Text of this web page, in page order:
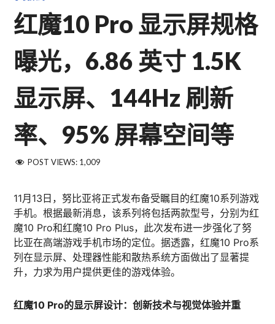
红魔10 Pro 显示屏规格
曝光，6.86 英寸 1.5K
显示屏、144Hz 刷新
率、95% 屏幕空间等
POST VIEWS: 1,009
11月13日，努比亚将正式发布备受瞩目的红魔10系列游戏
手机。根据最新消息，该系列将包括两款型号，分别为红
魔10 Pro和红魔10 Pro Plus，此次发布进一步强化了努
比亚在高端游戏手机市场的定位。据透露，红魔10 Pro系
列在显示屏、处理器性能和散热系统方面做出了显著提
升，力求为用户提供更佳的游戏体验。
红魔10 Pro的显示屏设计：创新技术与视觉体验并重